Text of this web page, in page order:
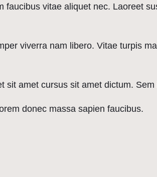
vitae aliquet nec. Laoreet
viverra nam libero. Vitae turpis
amet cursus sit amet dictum.
donec massa sapien faucibus.